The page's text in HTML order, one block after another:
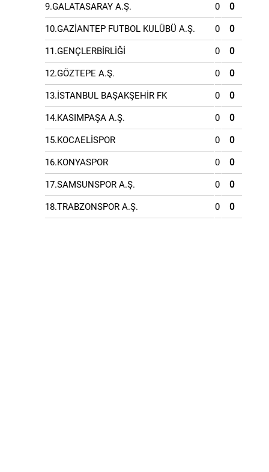
9.GALATASARAY A.Ş. 0 0
10.GAZİANTEP FUTBOL KULÜBÜ A.Ş. 0 0
11.GENÇLERBİRLİĞİ 0 0
12.GÖZTEPE A.Ş. 0 0
13.İSTANBUL BAŞAKŞEHİR FK 0 0
14.KASIMPAŞA A.Ş. 0 0
15.KOCAELİSPOR 0 0
16.KONYASPOR 0 0
17.SAMSUNSPOR A.Ş. 0 0
18.TRABZONSPOR A.Ş. 0 0